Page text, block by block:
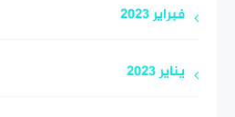
فبراير 2023
يناير 2023